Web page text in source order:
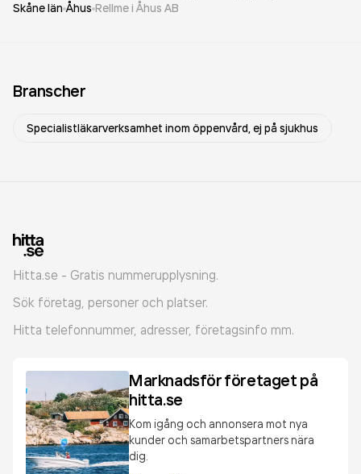
Skåne län Åhus Rellme i Åhus AB
Branscher
Specialistläkarverksamhet inom öppenvård, ej på sjukhus
Hitta.se - Gratis nummerupplysning.
Sök företag, personer och platser.
Hitta telefonnummer, adresser, företagsinfo mm.
Marknadsför företaget på
hitta.se
Kom igång och annonsera mot nya
kunder och samarbetspartners nära
dig.